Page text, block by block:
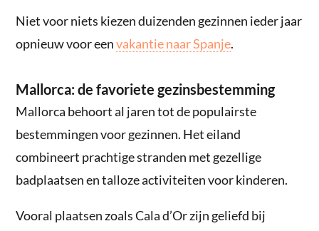
Niet voor niets kiezen duizenden gezinnen ieder jaar
opnieuw voor eenvakantie naar Spanje.
Mallorca: de favoriete gezinsbestemming
Mallorca behoort al jaren tot de populairste
bestemmingen voor gezinnen. Het eiland
combineert prachtige stranden met gezellige
badplaatsen en talloze activiteiten voor kinderen.
Vooral plaatsen zoals Cala d’Or zijn geliefd bij